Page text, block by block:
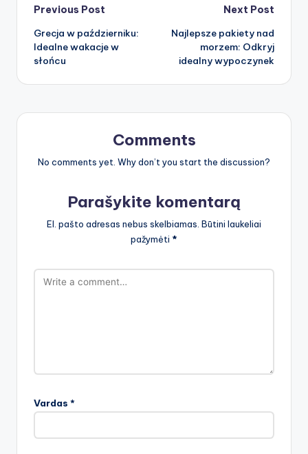
Post
navigation
Previous Post
Grecja w październiku:
Idealne wakacje w
słońcu
Next Post
Najlepsze pakiety nad
morzem: Odkryj
idealny wypoczynek
Comments
No comments yet. Why don’t you start the discussion?
Parašykite komentarą
El. pašto adresas nebus skelbiamas. Būtini laukeliai
pažymėti *
Vardas *